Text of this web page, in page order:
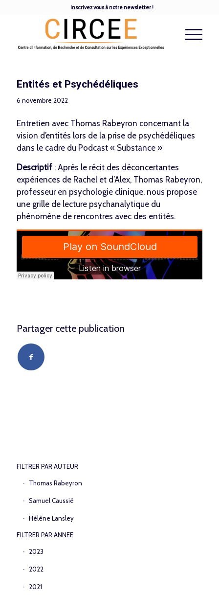
Inscrivez vous à notre newsletter !
Entités et Psychédéliques
6 novembre 2022
Entretien avec Thomas Rabeyron concernant la
vision d’entités lors de la prise de psychédéliques
dans le cadre du Podcast « Substance »
Descriptif: Après le récit des déconcertantes
expériences de Rachel et d’Alex, Thomas Rabeyron,
professeur en psychologie clinique, nous propose
une grille de lecture psychanalytique du
phénomène de rencontres avec des entités.
Partager cette publication
FILTRER PAR AUTEUR
Thomas Rabeyron
Samuel Caussié
Hélène Lansley
FILTRER PAR ANNEE
2023
2022
2021